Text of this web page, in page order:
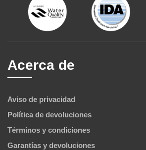
Acerca de
Aviso de privacidad
Política de devoluciones
Términos y condiciones
Garantías y devoluciones